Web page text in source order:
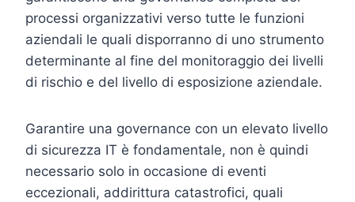
processi organizzativi verso tutte le funzioni
aziendali le quali disporranno di uno strumento
determinante al fine del monitoraggio dei livelli
di rischio e del livello di esposizione aziendale.
Garantire una governance con un elevato livello
di sicurezza IT è fondamentale, non è quindi
necessario solo in occasione di eventi
eccezionali, addirittura catastrofici, quali